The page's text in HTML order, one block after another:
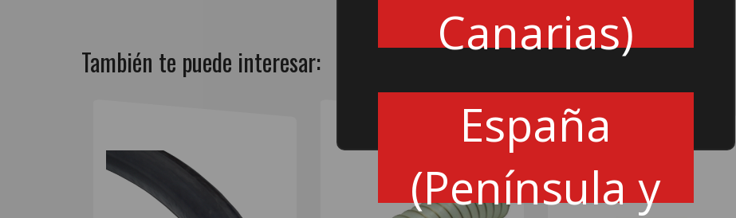
Canarias)
España
(Península y
También te puede interesar: